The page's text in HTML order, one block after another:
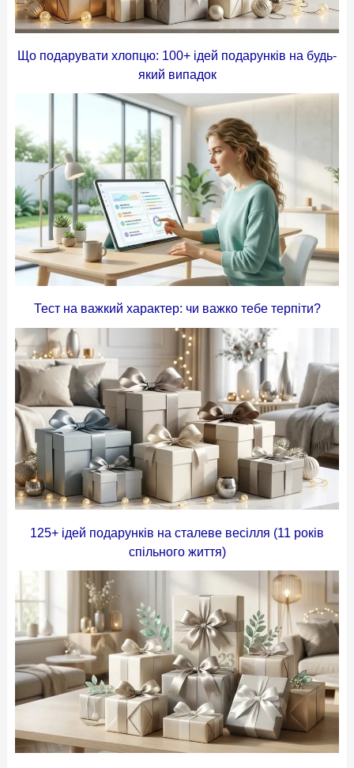
Що подарувати хлопцю: 100+ ідей подарунків на будь-
який випадок
Тест на важкий характер: чи важко тебе терпіти?
125+ ідей подарунків на сталеве весілля (11 років
спільного життя)